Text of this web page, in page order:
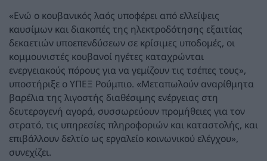
«Ενώ ο κουβανικός λαός υποφέρει από ελλείψεις
καυσίμων και διακοπές της ηλεκτροδότησης εξαιτίας
δεκαετιών υποεπενδύσεων σε κρίσιμες υποδομές, οι
κομμουνιστές κουβανοί ηγέτες καταχρώνται
ενεργειακούς πόρους για να γεμίζουν τις τσέπες τους»,
υποστήριξε ο ΥΠΕΞ Ρούμπιο. «Μεταπωλούν αναρίθμητα
βαρέλια της λιγοστής διαθέσιμης ενέργειας στη
δευτερογενή αγορά, συσσωρεύουν προμήθειες για τον
στρατό, τις υπηρεσίες πληροφοριών και καταστολής, και
επιβάλλουν δελτίο ως εργαλείο κοινωνικού ελέγχου»,
συνεχίζει.